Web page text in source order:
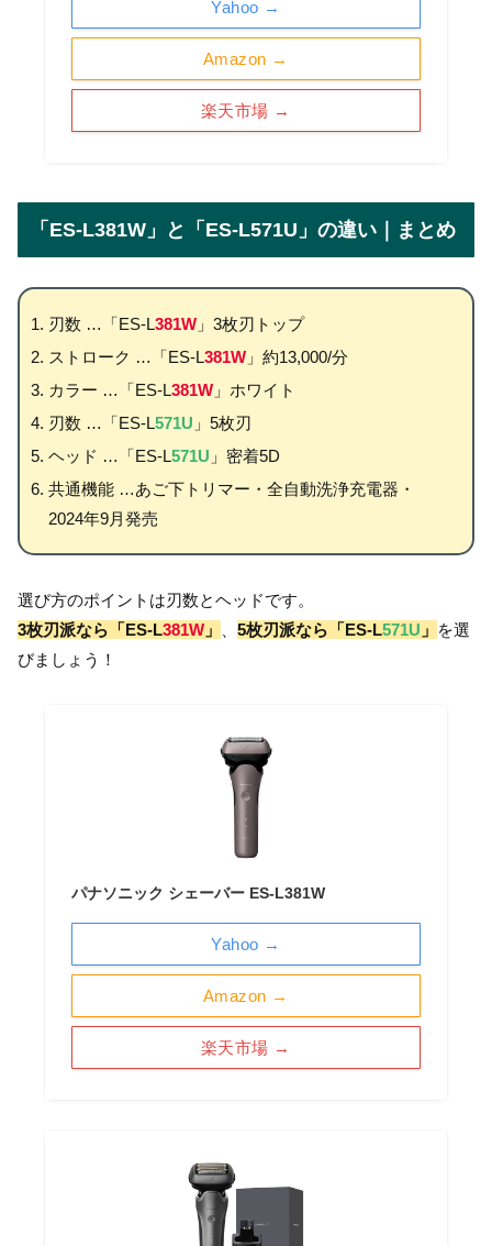
Amazon →
楽天市場 →
Yahoo →
「ES-L381W」と「ES-L571U」の違い｜まとめ
刃数 …「ES-L381W」3枚刃トップ
ストローク …「ES-L381W」約13,000/分
カラー …「ES-L381W」ホワイト
刃数 …「ES-L571U 」5枚刃
ヘッド …「ES-L571U 」密着5D
共通機能 …あご下トリマー・全自動洗浄充電器・
2024年9月発売
選び方のポイントは刃数とヘッドです。
3枚刃派なら「ES-L381W 」 5枚刃派なら「ES-L571U 」 を選
びましょう！
パナソニック シェーバー ES-L381W
Amazon →
楽天市場 →
Yahoo →